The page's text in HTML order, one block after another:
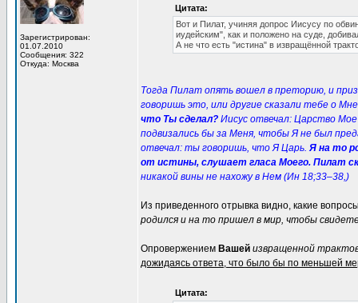
Зарегистрирован:
01.07.2010
Сообщения: 322
Откуда: Москва
Цитата:
Вот и Пилат, учиняя допрос Иисусу по
иудейским", как и положено на суде,
А не что есть "истина" в извращённой
Тогда Пилат опять вошел в преторию, и
говоришь это, или другие сказали тебе о
что Ты сделал? Иисус отвечал: Царство
подвизались бы за Меня, чтобы Я не был
отвечал: ты говоришь, что Я Царь. Я на то
от истины, слушает гласа Моего. Пилат
никакой вины не нахожу в Нем (Ин 18;33–38,)
Из приведенного отрывка видно, какие
родился и на то пришел в мир, чтобы
Опровержением Вашей извращенной
дожидаясь ответа, что было бы по меньшей
Цитата: